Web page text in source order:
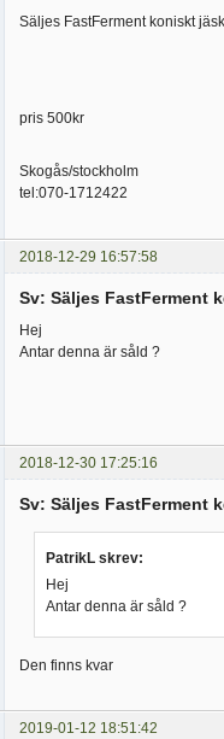
Säljes FastFerment koniskt
pris 500kr
Skogås/stockholm
tel:070-1712422
2018-12-29 16:57:58
Sv: Säljes FastFerment
Hej
Antar denna är såld ?
2018-12-30 17:25:16
Sv: Säljes FastFerment
PatrikL skrev:
Hej
Antar denna är såld ?
Den finns kvar
2019-01-12 18:51:42